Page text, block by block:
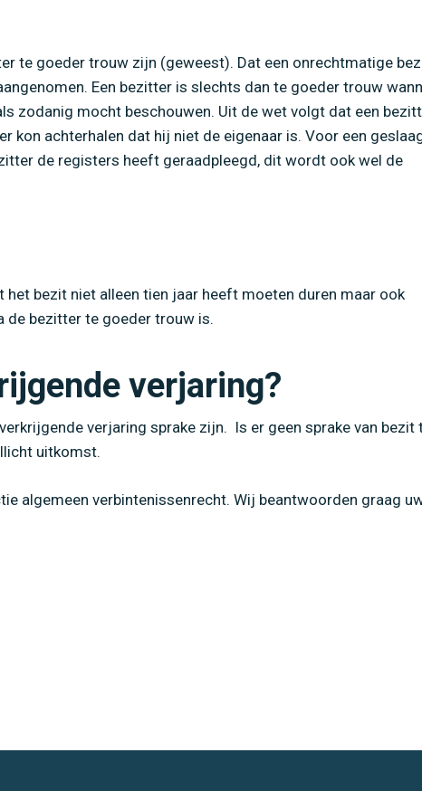
te goeder trouw zijn (geweest). Dat een onrechtmatige
Een bezitter is slechts dan te goeder trouw
zodanig mocht beschouwen. Uit de wet volgt dat een
kon achterhalen dat hij niet de eigenaar is. Voor een
de registers heeft geraadpleegd, dit wordt ook wel de
bezit niet alleen tien jaar heeft moeten duren maar ook
bezitter te goeder trouw is.
verjaring?
verjaring sprake zijn. Is er geen sprake van bezit
uitkomst.
algemeen verbintenissenrecht. Wij beantwoorden graag